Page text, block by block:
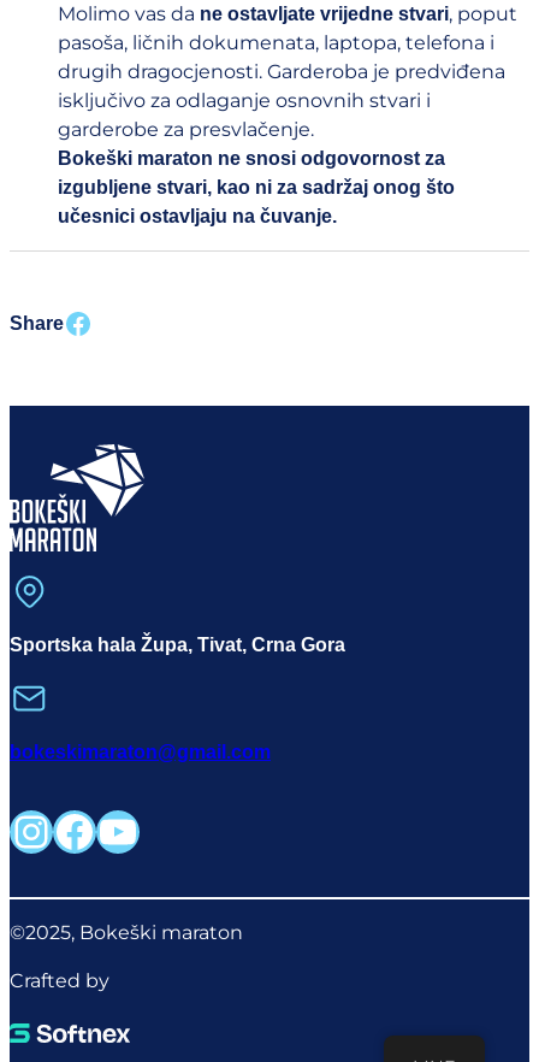
Molimo vas da ne ostavljate vrijedne stvari, poput
pasoša, ličnih dokumenata, laptopa, telefona i
drugih dragocjenosti. Garderoba je predviđena
isključivo za odlaganje osnovnih stvari i
garderobe za presvlačenje.
Bokeški maraton ne snosi odgovornost za
izgubljene stvari, kao ni za sadržaj onog što
učesnici ostavljaju na čuvanje.
ShareShare on facebook
Sportska hala Župa, Tivat, Crna Gora
bokeskimaraton@gmail.com
Instagram
Facebook
YouTube
©2025, Bokeški maraton
Crafted by